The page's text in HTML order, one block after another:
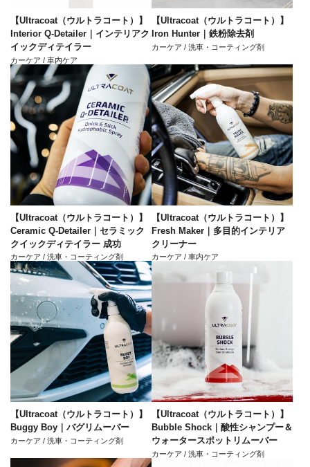
【Ultracoat（ウルトラコート）】
Interior Q-Detailer｜インテリアク
イックディテイラー
カーケア / 車内ケア
【Ultracoat（ウルトラコート）】
Iron Hunter｜鉄粉除去剤
カーケア / 洗車・コーティング剤
【Ultracoat（ウルトラコート）】
Ceramic Q-Detailer｜セラミック
クイックディテイラー 成功
カーケア / 洗車・コーティング剤
【Ultracoat（ウルトラコート）】
Fresh Maker｜多目的インテリア
クリーナー
カーケア / 車内ケア
【Ultracoat（ウルトラコート）】
Buggy Boy｜バグリムーバー
カーケア / 洗車・コーティング剤
【Ultracoat（ウルトラコート）】
Bubble Shock｜酸性シャンプー＆
ウォータースポットリムーバー
カーケア / 洗車・コーティング剤